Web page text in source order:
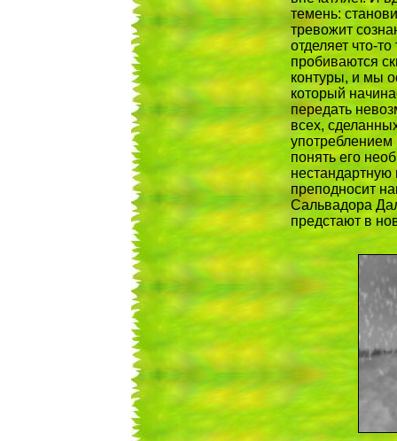
темень:
тревожит
отделяет что-
пробиваются
контуры, и мы
который
передать
всех,
употреблением
понять его
нестандартную
преподносит
Сальвадора
предстают в